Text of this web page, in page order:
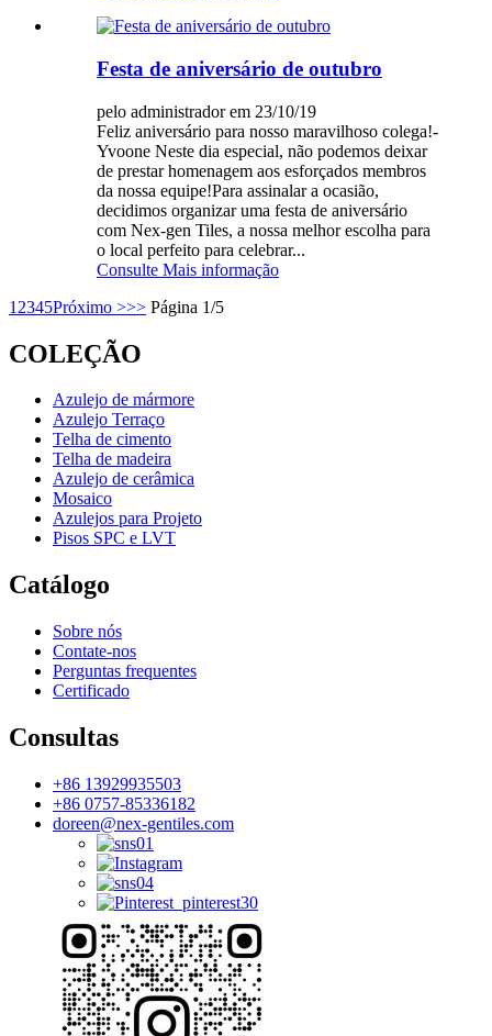
Festa de aniversário de outubro
pelo administrador em 23/10/19
Feliz aniversário para nosso maravilhoso colega!-
Yvoone Neste dia especial, não podemos deixar
de prestar homenagem aos esforçados membros
da nossa equipe!Para assinalar a ocasião,
decidimos organizar uma festa de aniversário
com Nex-gen Tiles, a nossa melhor escolha para
o local perfeito para celebrar...
Consulte Mais informação
1 2345Próximo >>> Página 1/5
COLEÇÃO
Azulejo de mármore
Azulejo Terraço
Telha de cimento
Telha de madeira
Azulejo de cerâmica
Mosaico
Azulejos para Projeto
Pisos SPC e LVT
Catálogo
Sobre nós
Contate-nos
Perguntas frequentes
Certificado
Consultas
+86 13929935503
+86 0757-85336182
doreen@nex-gentiles.com